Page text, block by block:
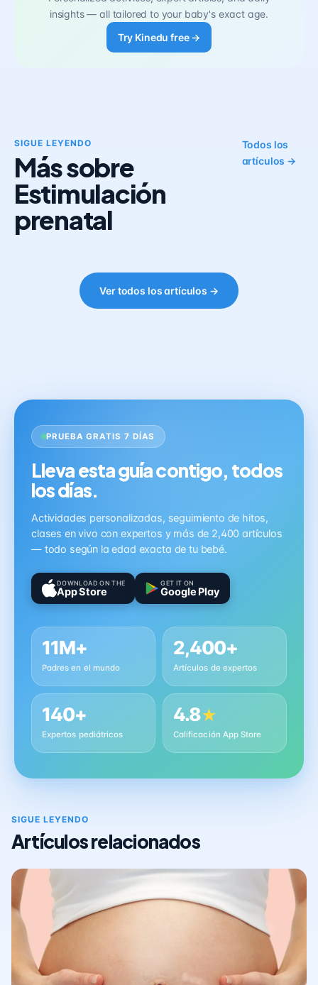
insights — all tailored to your baby's exact age.
Try Kinedu free →
SIGUE LEYENDO
Más sobre
Estimulación
prenatal
Todos los
artículos →
Ver todos los artículos →
PRUEBA GRATIS 7 DÍAS
Lleva esta guía contigo, todos
los días.
Actividades personalizadas, seguimiento de hitos,
clases en vivo con expertos y más de 2,400 artículos
— todo según la edad exacta de tu bebé.
DOWNLOAD ON THE
App Store
GET IT ON
Google Play
11M+
Padres en el mundo
2,400+
Artículos de expertos
140+
Expertos pediátricos
4.8★
Calificación App Store
SIGUE LEYENDO
Artículos relacionados